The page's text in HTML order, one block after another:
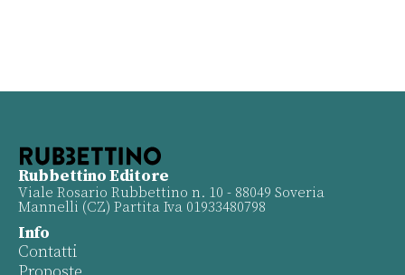
Rubbettino Editore
Viale Rosario Rubbettino n. 10 - 88049 Soveria
Mannelli (CZ) Partita Iva 01933480798
Info
Contatti